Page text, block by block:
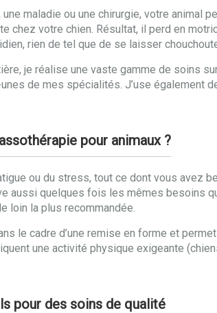
maladie ou une chirurgie, votre animal
chez votre chien. Résultat, il perd en
rien de tel que de se laisser
je réalise une vaste gamme de soins
de mes spécialités. J’use également
pour animaux ?
ou du stress, tout ce dont vous avez
aussi quelques fois les mêmes besoins
loin la plus recommandée.
le cadre d’une remise en forme et
une activité physique exigeante
pour des soins de qualité